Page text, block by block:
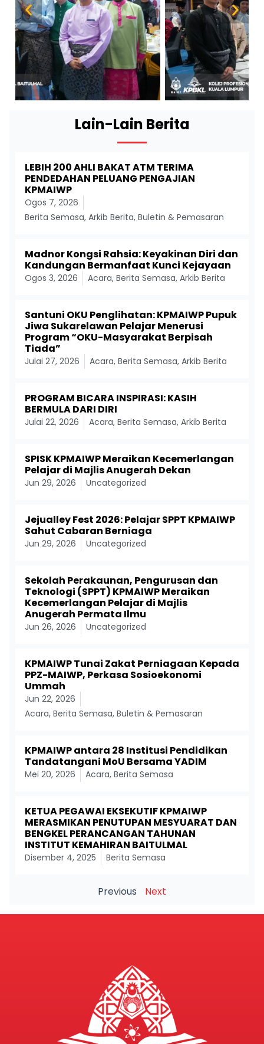
Lain-Lain Berita
LEBIH 200 AHLI BAKAT ATM TERIMA
PENDEDAHAN PELUANG PENGAJIAN
KPMAIWP
Ogos 7, 2026
Berita Semasa, Arkib Berita, Buletin & Pemasaran
Madnor Kongsi Rahsia: Keyakinan Diri dan
Kandungan Bermanfaat Kunci Kejayaan
Ogos 3, 2026 Acara, Berita Semasa, Arkib Berita
Santuni OKU Penglihatan: KPMAIWP Pupuk
Jiwa Sukarelawan Pelajar Menerusi
Program “OKU-Masyarakat Berpisah
Tiada”
Julai 27, 2026 Acara, Berita Semasa, Arkib Berita
PROGRAM BICARA INSPIRASI: KASIH
BERMULA DARI DIRI
Julai 22, 2026 Acara, Berita Semasa, Arkib Berita
SPISK KPMAIWP Meraikan Kecemerlangan
Pelajar di Majlis Anugerah Dekan
Jun 29, 2026 Uncategorized
Jejualley Fest 2026: Pelajar SPPT KPMAIWP
Sahut Cabaran Berniaga
Jun 29, 2026 Uncategorized
Sekolah Perakaunan, Pengurusan dan
Teknologi (SPPT) KPMAIWP Meraikan
Kecemerlangan Pelajar di Majlis
Anugerah Permata Ilmu
Jun 26, 2026 Uncategorized
KPMAIWP Tunai Zakat Perniagaan Kepada
PPZ-MAIWP, Perkasa Sosioekonomi
Ummah
Jun 22, 2026
Acara, Berita Semasa, Buletin & Pemasaran
KPMAIWP antara 28 Institusi Pendidikan
Tandatangani MoU Bersama YADIM
Mei 20, 2026 Acara, Berita Semasa
KETUA PEGAWAI EKSEKUTIF KPMAIWP
MERASMIKAN PENUTUPAN MESYUARAT DAN
BENGKEL PERANCANGAN TAHUNAN
INSTITUT KEMAHIRAN BAITULMAL
Disember 4, 2025 Berita Semasa
Previous Next